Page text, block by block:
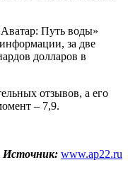
Путь воды»
за две
долларов в
отзывов, а его
– 7,9.
Источник: www.ap22.ru